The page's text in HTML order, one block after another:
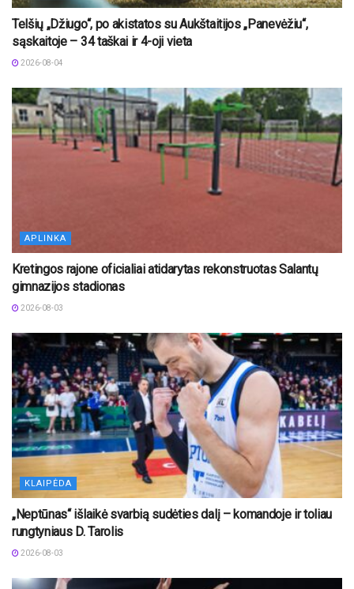
Telšių „Džiugo“, po akistatos su Aukštaitijos „Panevėžiu“,
sąskaitoje – 34 taškai ir 4-oji vieta
2026-08-04
APLINKA
Kretingos rajone oficialiai atidarytas rekonstruotas Salantų
gimnazijos stadionas
2026-08-03
KLAIPĖDA
„Neptūnas“ išlaikė svarbią sudėties dalį – komandoje ir toliau
rungtyniaus D. Tarolis
2026-08-03